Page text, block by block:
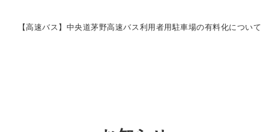
【高速バス】中央道茅野高速バス利用者用駐車場の有料化について